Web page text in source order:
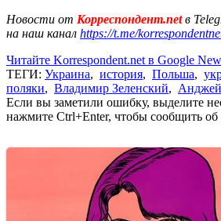
Новости от Корреспондент.netв
на наш канал https://t.me/
Читайте Korrespondent.net в Google
ТЕГИ: Украина, история, Польша,
поляки, Владимир Зеленский,
Если вы заметили ошибку, выделите
нажмите Ctrl+Enter, чтобы сообщить об